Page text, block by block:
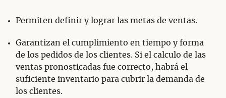
Permiten definir y lograr las metas de ventas.
Garantizan el cumplimiento en tiempo y forma
de los pedidos de los clientes. Si el calculo de las
ventas pronosticadas fue correcto, habrá el
suficiente inventario para cubrir la demanda de
los clientes.